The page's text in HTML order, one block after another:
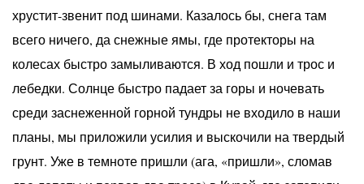
хрустит-звенит под шинами. Казалось бы, снега там
всего ничего, да снежные ямы, где протекторы на
колесах быстро замыливаются. В ход пошли и трос и
лебедки. Солнце быстро падает за горы и ночевать
среди заснеженной горной тундры не входило в наши
планы, мы приложили усилия и выскочили на твердый
грунт. Уже в темноте пришли (ага, «пришли», сломав